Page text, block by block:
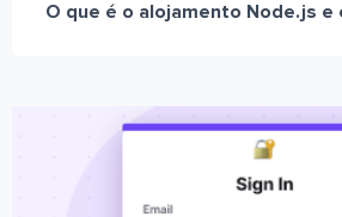
O que é o alojamento Node.js e